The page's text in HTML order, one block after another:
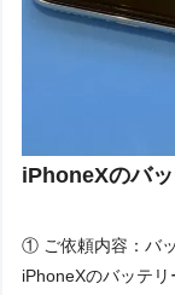
iPhoneXのバ
① ご依頼内容：バ
iPhoneXのバッテ